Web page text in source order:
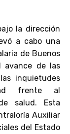
la dirección
a cabo una
de Buenos
avance de las
inquietudes
frente al
salud. Esta
Auxiliar
del Estado